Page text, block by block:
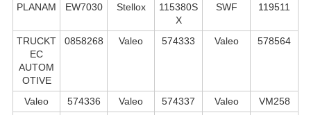
PLANAM
EW7030 Stellox
115380S
X
SWF 119511
TRUCKT
EC
AUTOM
OTIVE
0858268 Valeo 574333 Valeo 578564
Valeo 574336 Valeo 574337 Valeo
VM258